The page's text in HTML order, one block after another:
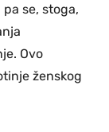
se, stoga,
Ovo
ženskog